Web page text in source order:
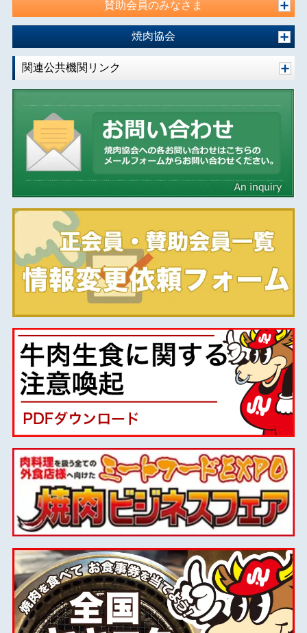
賛助会員のみなさま
焼肉協会
関連公共機関リンク